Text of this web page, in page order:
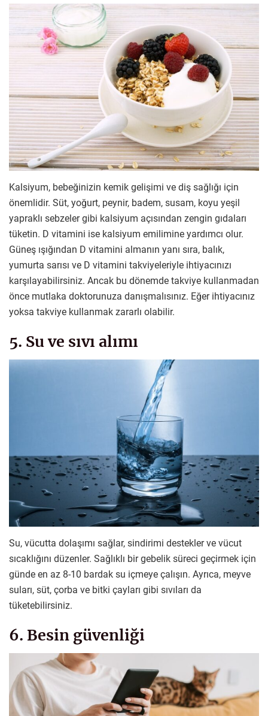
Kalsiyum, bebeğinizin kemik gelişimi ve diş sağlığı için
önemlidir. Süt, yoğurt, peynir, badem, susam, koyu yeşil
yapraklı sebzeler gibi kalsiyum açısından zengin gıdaları
tüketin. D vitamini ise kalsiyum emilimine yardımcı olur.
Güneş ışığından D vitamini almanın yanı sıra, balık,
yumurta sarısı ve D vitamini takviyeleriyle ihtiyacınızı
karşılayabilirsiniz. Ancak bu dönemde takviye kullanmadan
önce mutlaka doktorunuza danışmalısınız. Eğer ihtiyacınız
yoksa takviye kullanmak zararlı olabilir.
5. Su ve sıvı alımı
Su, vücutta dolaşımı sağlar, sindirimi destekler ve vücut
sıcaklığını düzenler. Sağlıklı bir gebelik süreci geçirmek için
günde en az 8-10 bardak su içmeye çalışın. Ayrıca, meyve
suları, süt, çorba ve bitki çayları gibi sıvıları da
tüketebilirsiniz.
6. Besin güvenliği